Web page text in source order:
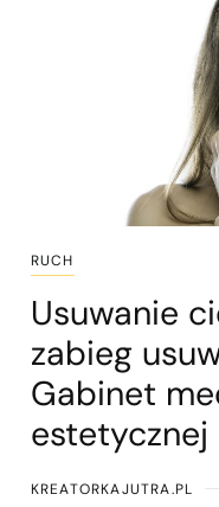
RUCH
Usuwanie
zabieg
Gabinet
estetycznej
KREATORKAJUTRA.PL